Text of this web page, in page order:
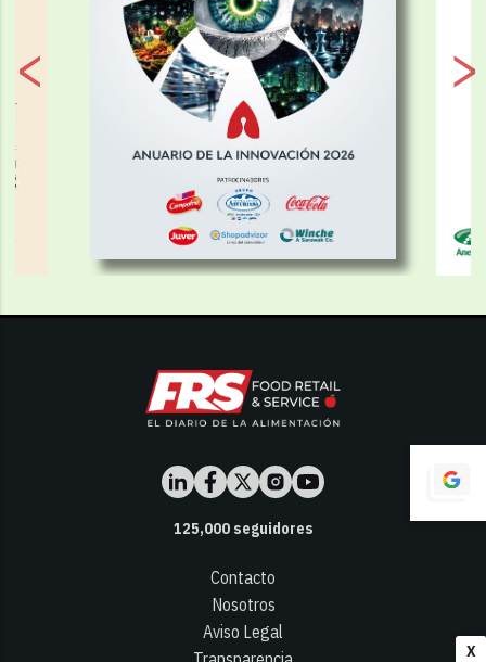
X
125,000seguidores
Contacto
Nosotros
Aviso Legal